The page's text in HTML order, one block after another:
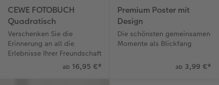
CEWE FOTOBUCH
Quadratisch
Verschenken Sie die
Erinnerung an all die
Erlebnisse Ihrer Freundschaft
ab 16,95 €*
Premium Poster mit
Design
Die schönsten gemeinsamen
Momente als Blickfang
ab 3,99 €*